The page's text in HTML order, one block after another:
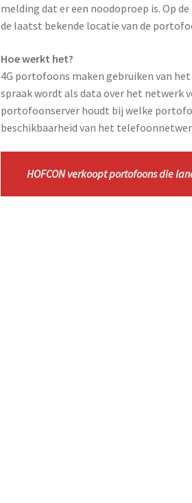
melding dat er een noodoproep is. Op
de laatst bekende locatie van de
Hoe werkt het?
4G portofoons maken gebruiken van
spraak wordt als data over het netwerk
portofoonserver houdt bij welke
beschikbaarheid van het
HOFCON verkoopt portofoons die